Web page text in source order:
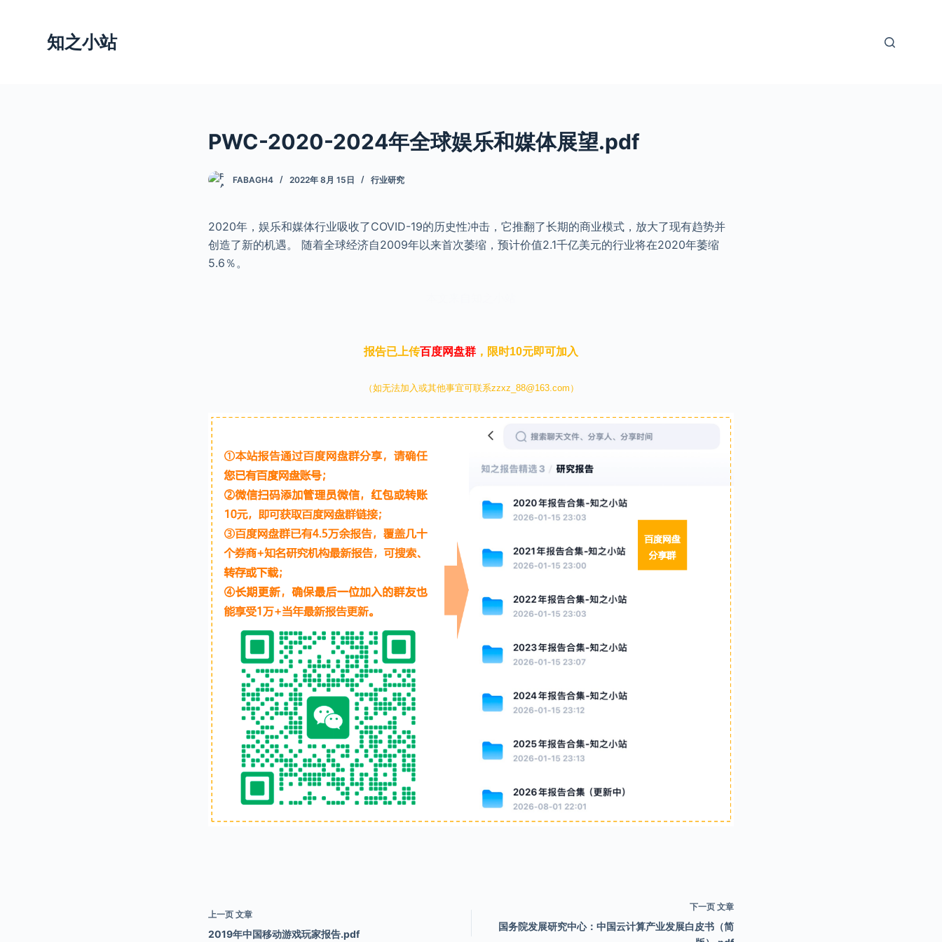
知之小站
PWC-2020-2024年全球娱乐和媒体展望.pdf
FABAGH4 2022年 8月 15日 行业研究
2020年，娱乐和媒体行业吸收了COVID-19的历史性冲击，它推翻了长期的商业模式，放大了现有趋势并
创造了新的机遇。 随着全球经济自2009年以来首次萎缩，预计价值2.1千亿美元的行业将在2020年萎缩
5.6％。
报告已上传百度网盘群 ，限时10元即可加入
（如无法加入或其他事宜可联系zzxz_88@163.com）
上一页 文章
2019年中国移动游戏玩家报告.pdf
下一页 文章
国务院发展研究中心：中国云计算产业发展白皮书（简